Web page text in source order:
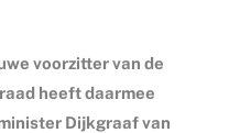
voorzitter van de
heeft daarmee
Dijkgraaf van